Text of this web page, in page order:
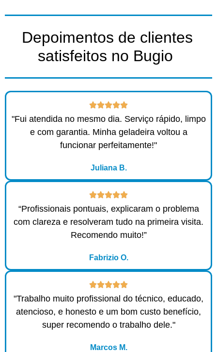
Depoimentos de clientes
satisfeitos no Bugio ​
"Fui atendida no mesmo dia. Serviço rápido, limpo
e com garantia. Minha geladeira voltou a
funcionar perfeitamente!"
Juliana B.
“Profissionais pontuais, explicaram o problema
com clareza e resolveram tudo na primeira visita.
Recomendo muito!”
Fabrizio O.
"Trabalho muito profissional do técnico, educado,
atencioso, e honesto e um bom custo benefício,
super recomendo o trabalho dele."
Marcos M.